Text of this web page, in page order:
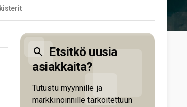
Etsitkö uusia
asiakkaita?
Tutustu myynnille ja
markkinoinnille tarkoitettuun